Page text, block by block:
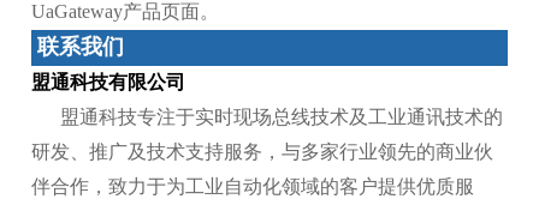
UaGateway产品页面。
联系我们
盟通科技有限公司
盟通科技专注于实时现场总线技术及工业通讯技术的
研发、推广及技术支持服务，与多家行业领先的商业伙
伴合作，致力于为工业自动化领域的客户提供优质服